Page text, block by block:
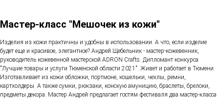
Мастер-класс "Мешочек из кожи"
Изделия из кожи практичны и удобны в использовании. А что, если изделие
будет еще и красивое, элегантное? Андрей Щебельник - мастер-кожевенник,
руководитель кожевенной мастерской ADRON Crafts. Дипломант конкурса
"Лучшие товары и услуги Тюменской области 2021". Живет и работает в Тюмени.
Изготавливает из кожи обложки, портмоне, кошельки, чехлы, ремни,
картхолдеры. А также сумки, рюкзаки, конскую амуницию, браслеты, брелоки,
предметы декора. Мастер Андрей предлагает гостям фестиваля два мастер-класса